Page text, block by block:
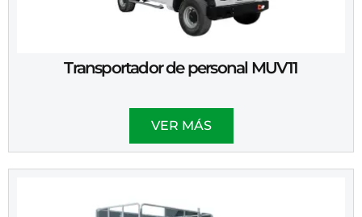
Transportador de personal MUV11
VER MÁS